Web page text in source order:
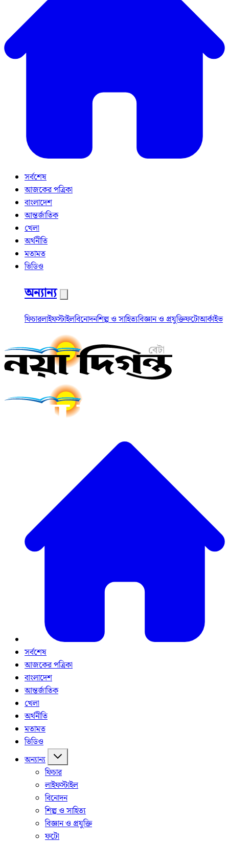
সর্বশেষ
আজকের পত্রিকা
বাংলাদেশ
আন্তর্জাতিক
খেলা
অর্থনীতি
মতামত
ভিডিও
অন্যান্য
ফিচারলাইফস্টাইলবিনোদনশিল্প ও সাহিত্যবিজ্ঞান ও প্রযুক্তিফটোআর্কাইভ
সর্বশেষ
আজকের পত্রিকা
বাংলাদেশ
আন্তর্জাতিক
খেলা
অর্থনীতি
মতামত
ভিডিও
অন্যান্য
ফিচার
লাইফস্টাইল
বিনোদন
শিল্প ও সাহিত্য
বিজ্ঞান ও প্রযুক্তি
ফটো